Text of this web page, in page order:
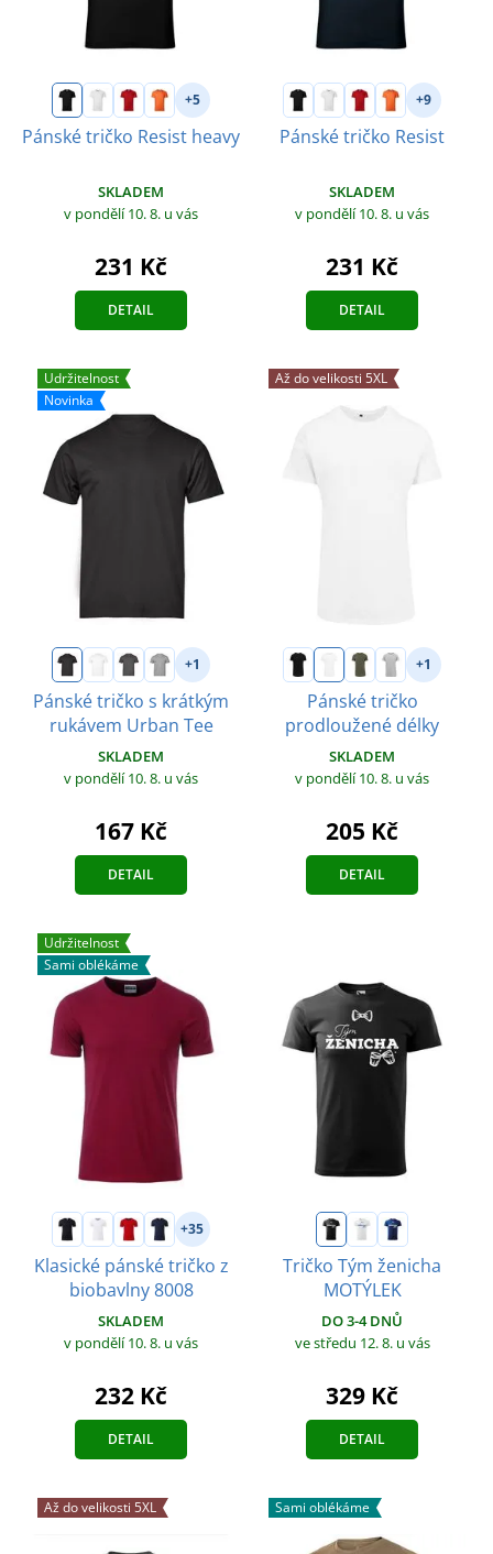
+5
Pánské tričko Resist heavy
SKLADEM
v pondělí 10. 8. u vás
231 Kč
DETAIL
+9
Pánské tričko Resist
SKLADEM
v pondělí 10. 8. u vás
231 Kč
DETAIL
Udržitelnost
Novinka
+1
Pánské tričko s krátkým
rukávem Urban Tee
SKLADEM
v pondělí 10. 8. u vás
167 Kč
DETAIL
Až do velikosti 5XL
+1
Pánské tričko
prodloužené délky
SKLADEM
v pondělí 10. 8. u vás
205 Kč
DETAIL
Udržitelnost
Sami oblékáme
+35
Klasické pánské tričko z
biobavlny 8008
SKLADEM
v pondělí 10. 8. u vás
232 Kč
DETAIL
Tričko Tým ženicha
MOTÝLEK
DO 3-4 DNŮ
ve středu 12. 8. u vás
329 Kč
DETAIL
Až do velikosti 5XL Sami oblékáme